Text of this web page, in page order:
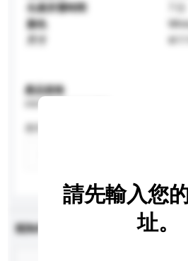
生產所需時間
顏色
產品規格
查詢內容
請先輸入您
址。